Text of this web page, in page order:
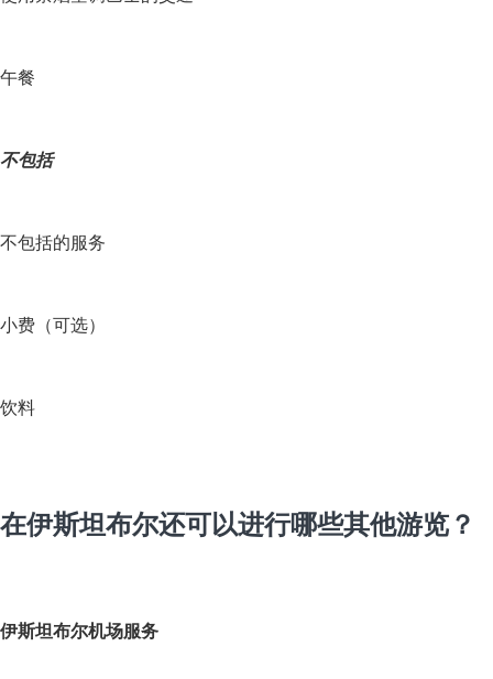
午餐
不包括
不包括的服务
小费（可选）
饮料
在伊斯坦布尔还可以进行哪些其他游览？
伊斯坦布尔机场服务